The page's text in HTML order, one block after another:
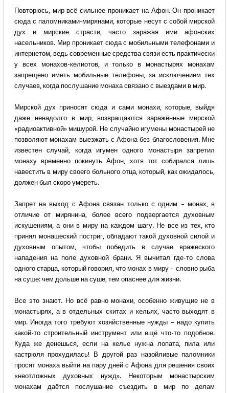
Повторюсь, мир всё сильнее проникает на Афон. Он проникает
сюда с паломниками-мирянами, которые несут с собой мирской
дух и мирские страсти, часто заражая ими афонских
насельников. Мир проникает сюда с мобильными телефонами и
интернетом, ведь современные средства связи есть практически
у всех монахов-келиотов, и только в монастырях монахам
запрещено иметь мобильные телефоны, за исключением тех
случаев, когда послушание монаха связано с выездами в мир.
Мирской дух приносят сюда и сами монахи, которые, выйдя
даже ненадолго в мир, возвращаются заражённые мирской
«радиоактивной» мишурой. Не случайно игумены монастырей не
позволяют монахам выезжать с Афона без благословения. Мне
известен случай, когда игумен одного монастыря запретил
монаху временно покинуть Афон, хотя тот собирался лишь
навестить в миру своего больного отца, который, как ожидалось,
должен был скоро умереть.
Запрет на выход с Афона связан только с одним – монах, в
отличие от мирянина, более всего подвергается духовным
искушениям, а они в миру на каждом шагу. Не все из тех, кто
принял монашеский постриг, обладают такой духовной силой и
духовным опытом, чтобы победить в случае вражеского
нападения на поле духовной брани. Я вычитал где-то слова
одного старца, который говорил, что монах в миру – словно рыба
на суше: чем дольше на суше, тем опаснее для жизни.
Все это знают. Но всё равно монахи, особенно живущие не в
монастырях, а в отдельных скитах и кельях, часто выходят в
мир. Иногда того требуют хозяйственные нужды – надо купить
какой-то строительный инструмент или ещё что-то подобное.
Куда же денешься, если на келье нужна лопата, пила или
кастрюля прохудилась! В другой раз назойливые паломники
просят монаха выйти на пару дней с Афона для решения своих
«неотложных духовных нужд». Некоторым монастырским
монахам даётся послушание съездить в мир по делам